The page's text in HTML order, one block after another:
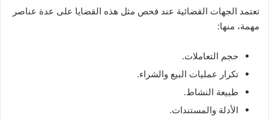
تعتمد الجهات القضائية عند فحص مثل هذه القضايا على عدة عناصر
مهمة، منها:
حجم التعاملات.
تكرار عمليات البيع والشراء.
طبيعة النشاط.
الأدلة والمستندات.